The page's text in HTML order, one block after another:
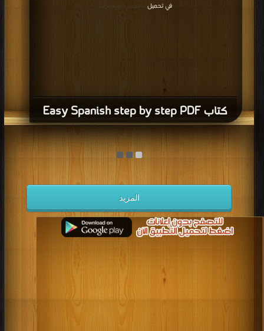
كتاب Easy Spanish step by step PDF
في تحميل
| التحميل : مرة/مرات
المزيد